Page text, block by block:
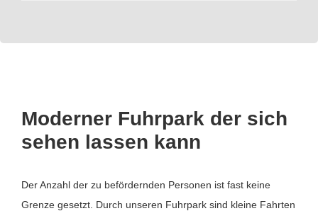
Moderner Fuhrpark der sich
sehen lassen kann
Der Anzahl der zu befördernden Personen ist fast keine
Grenze gesetzt. Durch unseren Fuhrpark sind kleine Fahrten